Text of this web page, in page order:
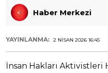
Haber Merkezi
YAYINLANMA: 2 NISAN 2026 16:45
İnsan Hakları Aktivistleri